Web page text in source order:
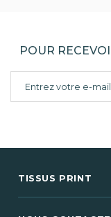
POUR
TISSUS PRINT